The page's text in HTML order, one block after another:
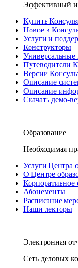
Эффективный
Купить
Новое в
Услуги и
Конструкторы
Универсальные
Путеводители
Версии
Описание
Описание
Скачать демо-
Образование
Необходимая
Услуги Центра
О Центре
Корпоративное
Абонементы
Расписание
Наши лекторы
Электронная
Сеть деловых